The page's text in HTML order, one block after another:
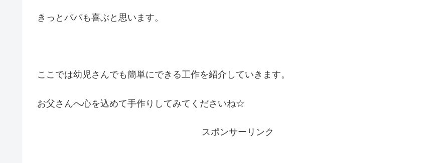
きっとパパも喜ぶと思います。
ここでは幼児さんでも簡単にできる工作を紹介していきます。
お父さんへ心を込めて手作りしてみてくださいね☆
スポンサーリンク